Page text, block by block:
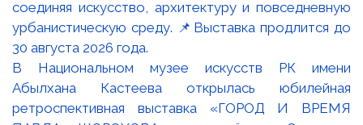
В Национальном музее искусств РК имени
Абылхана Кастеева открылась юбилейная
ретроспективная выставка «ГОРОД И ВРЕМЯ